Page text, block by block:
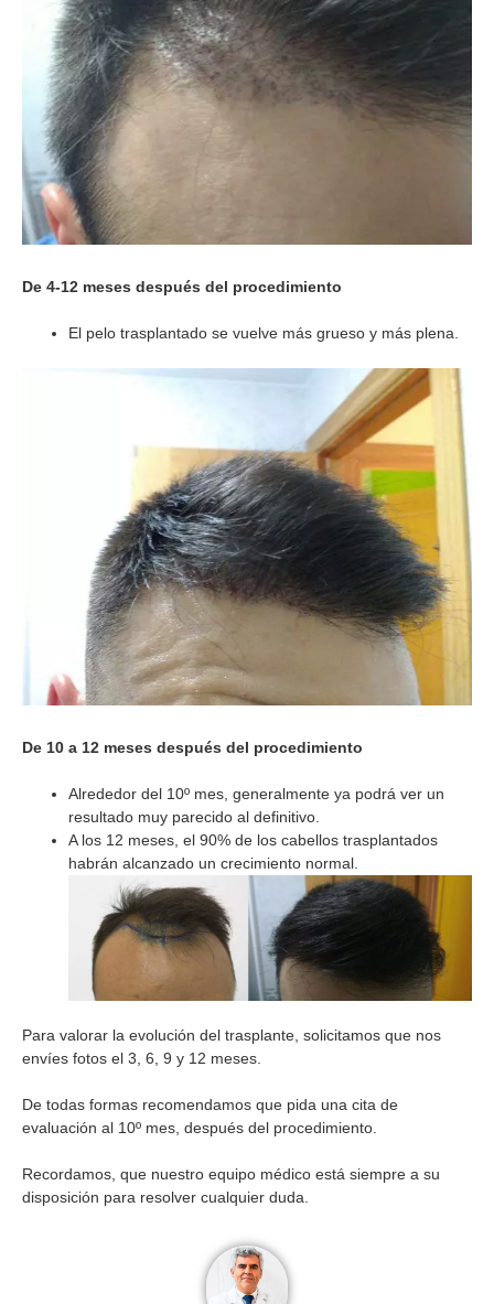
De 4-12 meses después del procedimiento
El pelo trasplantado se vuelve más grueso y más plena.
De 10 a 12 meses después del procedimiento
Alrededor del 10º mes, generalmente ya podrá ver un
resultado muy parecido al definitivo.
A los 12 meses, el 90% de los cabellos trasplantados
habrán alcanzado un crecimiento normal.
Para valorar la evolución del trasplante, solicitamos que nos
envíes fotos el 3, 6, 9 y 12 meses.
De todas formas recomendamos que pida una cita de
evaluación al 10º mes, después del procedimiento.
Recordamos, que nuestro equipo médico está siempre a su
disposición para resolver cualquier duda.